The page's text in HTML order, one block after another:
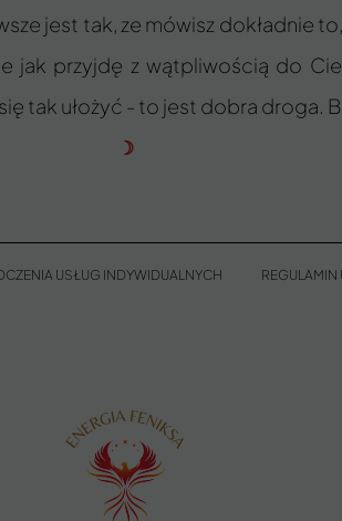
jest tak, ze mówisz dokładnie
jak przyjdę z wątpliwością do
tak ułożyć - to jest dobra droga.
☽
REGULAMIN
USŁUG INDYWIDUALNYCH